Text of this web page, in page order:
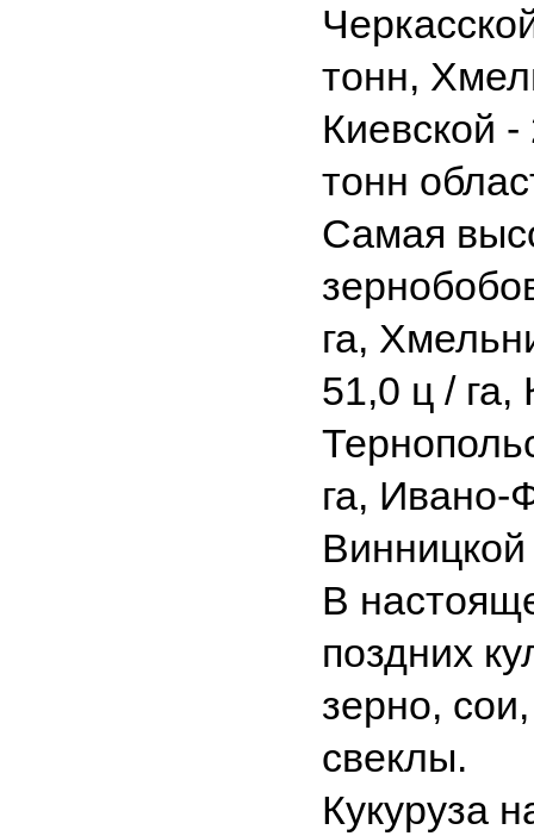
тонн,
Киевской
тонн
Самая
га,
51,0 ц / га,
га, Ивано-
Винницкой
В
поздних
зерно,
свеклы.
Кукуруза